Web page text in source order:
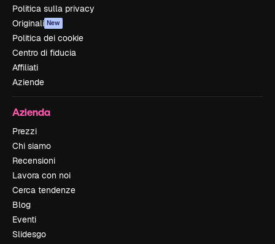
Politica sulla privacy
Originali New
Politica dei cookie
Centro di fiducia
Affiliati
Aziende
Azienda
Prezzi
Chi siamo
Recensioni
Lavora con noi
Cerca tendenze
Blog
Eventi
Slidesgo